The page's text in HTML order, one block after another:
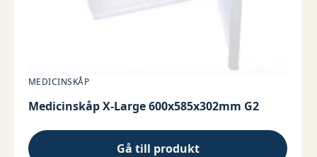
MEDICINSKÅP
Medicinskåp X-Large 600x585x302mm G2
Gå till produkt